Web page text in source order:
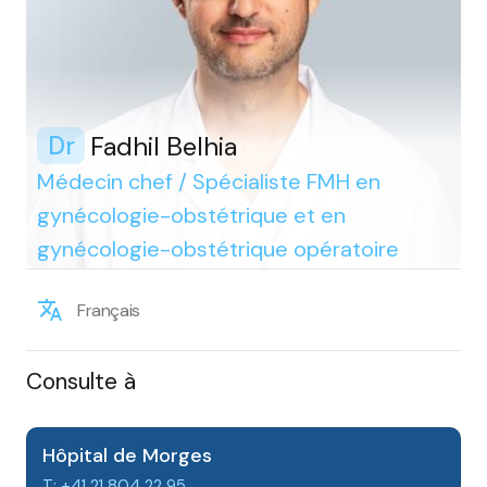
Dr Fadhil Belhia
Médecin chef / Spécialiste FMH en
gynécologie-obstétrique et en
gynécologie-obstétrique opératoire
Français
Consulte à
Hôpital de Morges